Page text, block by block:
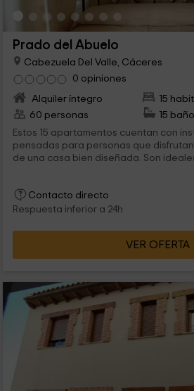
Prado del Abuelo
Cabezuela Del Valle, Cáceres
0 opiniones
Alquiler íntegro
15
60 personas
15
Estos 15 apartamentos cuentan con
pensadas para personas que
de una casa bien diseñada. Son
de las instalaciones de una casa
exteriro con solárium, bar y
Contacto directo
Respuesta inferior a 24h
VER OFERTA